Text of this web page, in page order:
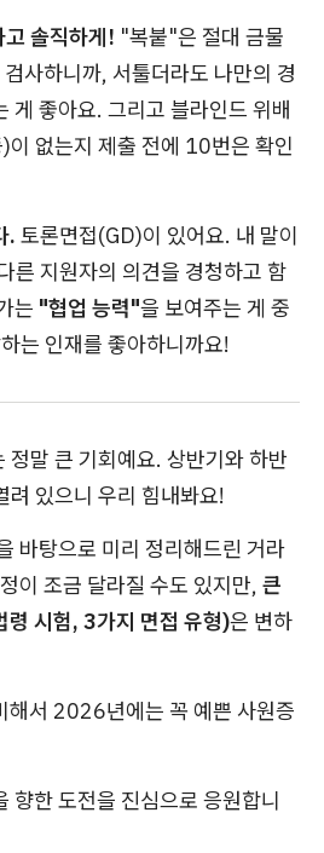
솔직하게! "복붙"은 절대 금물
사하니까, 서툴더라도 나만의 경
게 좋아요. 그리고 블라인드 위배
이 없는지 제출 전에 10번은 확인
. 토론면접(GD)이 있어요. 내 말이
른 지원자의 의견을 경청하고 함
는 "협업 능력"을 보여주는 게 중
는 인재를 좋아하니까요!
말 큰 기회예요. 상반기와 하반
려 있으니 우리 힘내봐요!
바탕으로 미리 정리해드린 거라
이 조금 달라질 수도 있지만, 큰
시험, 3가지 면접 유형)은 변하
해서 2026년에는 꼭 예쁜 사원증
향한 도전을 진심으로 응원합니